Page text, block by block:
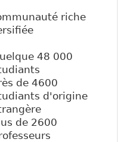
riche
48 000
de 4600
d'origine
de 2600